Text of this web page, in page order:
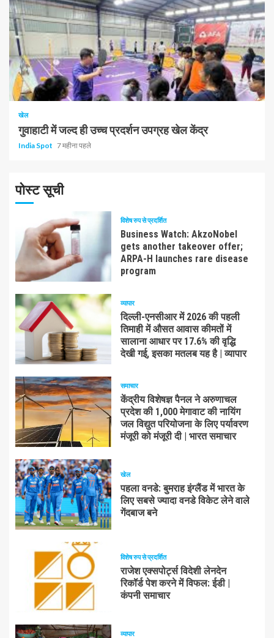
1 न्यूनतम पढ़ा
खेल
गुवाहाटी में जल्द ही उच्च प्रदर्शन उपग्रह खेल केंद्र
India Spot 7 महीना पहले
पोस्ट सूची
विशेष रुप से प्रदर्शित
Business Watch: AkzoNobel
gets another takeover offer;
ARPA-H launches rare disease
program
व्यापार
दिल्ली-एनसीआर में 2026 की पहली
तिमाही में औसत आवास कीमतों में
सालाना आधार पर 17.6% की वृद्धि
देखी गई, इसका मतलब यह है | व्यापार
समाचार
केंद्रीय विशेषज्ञ पैनल ने अरुणाचल
प्रदेश की 1,000 मेगावाट की नायिंग
जल विद्युत परियोजना के लिए पर्यावरण
मंजूरी को मंजूरी दी | भारत समाचार
खेल
पहला वनडे: बुमराह इंग्लैंड में भारत के
लिए सबसे ज्यादा वनडे विकेट लेने वाले
गेंदबाज बने
विशेष रुप से प्रदर्शित
राजेश एक्सपोर्ट्स विदेशी लेनदेन
रिकॉर्ड पेश करने में विफल: ईडी |
कंपनी समाचार
व्यापार